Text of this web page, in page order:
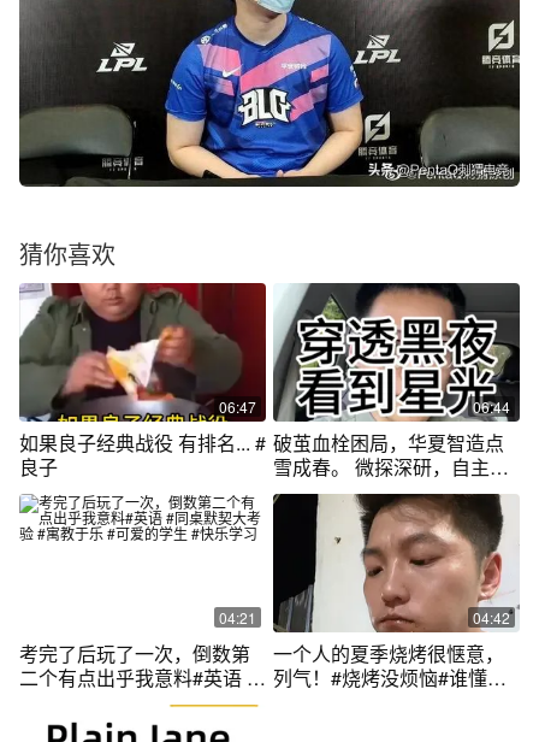
猜你喜欢
06:47
如果良子经典战役 有排名... #
良子
06:44
破茧血栓困局，华夏智造点
雪成春。 微探深研，自主创
新铸就生命利刃。 星火燎原
术，护佑血脉长河， 万千心
跳共澎湃！ #科技#医疗#自
04:21
考完了后玩了一次，倒数第
二个有点出乎我意料#英语 #
同桌默契大考验 #寓教于乐 #
可爱的学生 #快乐学习
04:42
一个人的夏季烧烤很惬意，
列气！#烧烤没烦恼#谁懂这